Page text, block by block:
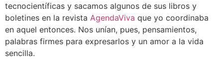
tecnocientíficas y sacamos algunos de sus libros y
boletines en la revista AgendaViva que yo coordinaba
en aquel entonces. Nos unían, pues, pensamientos,
palabras firmes para expresarlos y un amor a la vida
sencilla.